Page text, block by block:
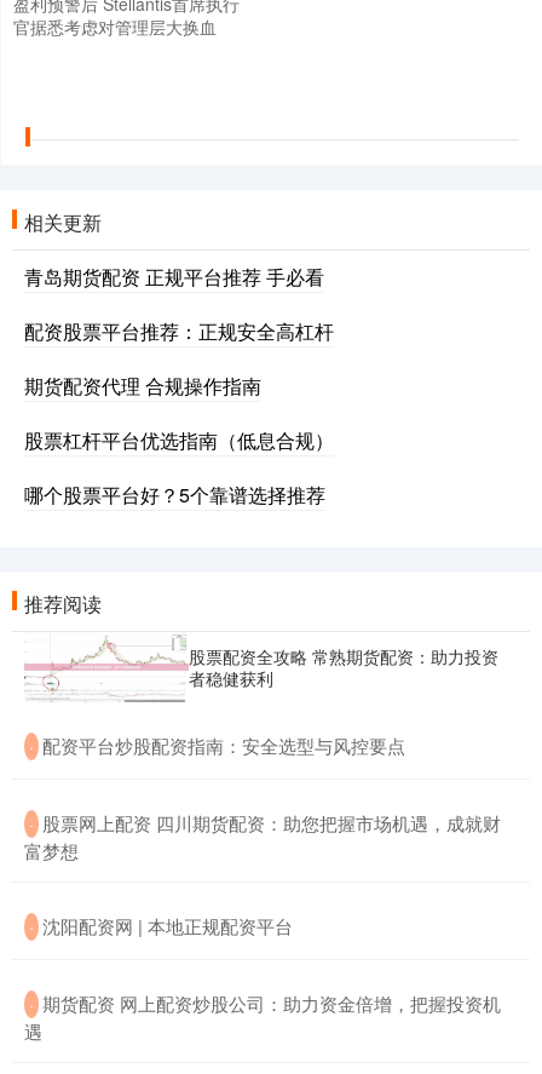
官据悉考虑对管理层大换血
相关更新
青岛期货配资 正规平台推荐 手必看
配资股票平台推荐：正规安全高杠杆
期货配资代理 合规操作指南
股票杠杆平台优选指南（低息合规）
哪个股票平台好？5个靠谱选择推荐
推荐阅读
股票配资全攻略 常熟期货配资：助力投资
者稳健获利
· ​配资平台炒股配资指南：安全选型与风控要点
· ​股票网上配资 四川期货配资：助您把握市场机遇，成就财
富梦想
· ​沈阳配资网 | 本地正规配资平台
· ​期货配资 网上配资炒股公司：助力资金倍增，把握投资机
遇